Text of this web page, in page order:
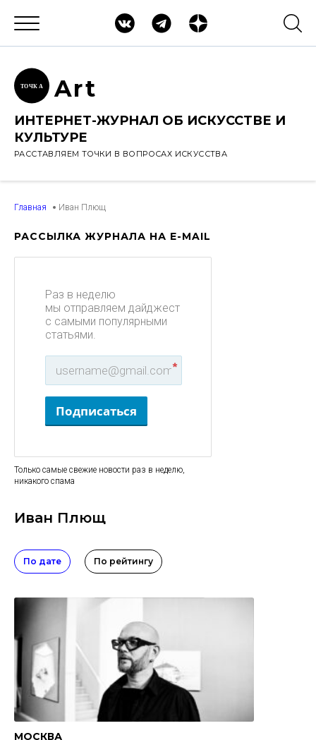
ТОЧК А Art
ИНТЕРНЕТ-ЖУРНАЛ ОБ ИСКУССТВЕ И
КУЛЬТУРЕ
РАССТАВЛЯЕМ ТОЧКИ В ВОПРОСАХ ИСКУССТВА
Главная Иван Плющ
РАССЫЛКА ЖУРНАЛА НА E-MAIL
Раз в неделю
мы отправляем дайджест
с самыми популярными
статьями.
*
Подписаться
Только самые свежие новости раз в неделю,
никакого спама
Иван Плющ
По дате По рейтингу
МОСКВА